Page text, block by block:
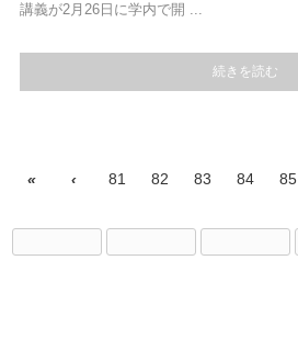
講義が2月26日に学内で開 ...
続きを読む
« ‹ 81 82 83 84 85